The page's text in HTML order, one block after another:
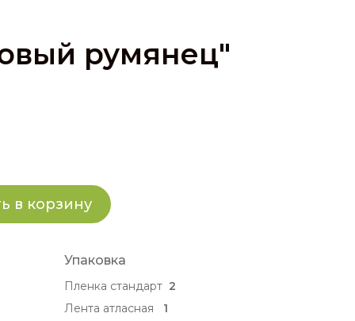
румянец"
в корзину
Упаковка
Пленка стандарт 2
Лента атласная
1